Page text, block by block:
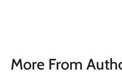
More From